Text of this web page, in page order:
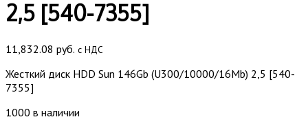
2,5 [540-7355]
11,832.08 руб. с НДС
Жесткий диск HDD Sun 146Gb (U300/10000/16Mb) 2,5 [540-
7355]
1000 в наличии